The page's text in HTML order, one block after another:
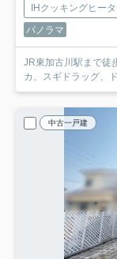
IHクッキングヒー
パノラマ
JR東加古川駅まで徒
カ、スギドラッグ、
中古一戸建